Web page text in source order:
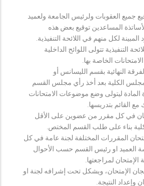
جميع العقوبات ولرئيس الجامعة ولعميد
المساعدين توقيع بعض هذه
لكل منهم في اللائحة التنفيذية.
التنفيذية تتولى اللوائح الداخلية
الخاصة بها.
النهائية بقسم الليسانس أو
مجلس الكلية بعد أخذ رأي مجلس القسم
ليتولى وضع موضوعات الامتحانات
مع القائم بتدريسها.
في كل مقرر من عضوين على الأقل
بناء على طلب القسم المختص.
المقررات المختلفة لجنة عامة في كل
العميد او رئيس القسم حسب الأحوال
لمراجعتها.
الإمتحان، ويشكل تحت إشرافه لجنة او
وإعداد النتيجة.